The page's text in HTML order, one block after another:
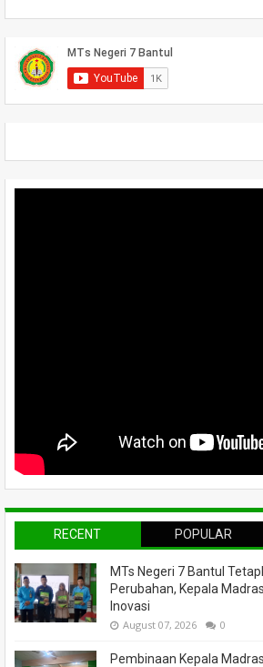
RECENT POPULAR
MTs Negeri 7 Bantul
Perubahan, Kepala
Inovasi
August 07, 2026 0
Pembinaan Kepala